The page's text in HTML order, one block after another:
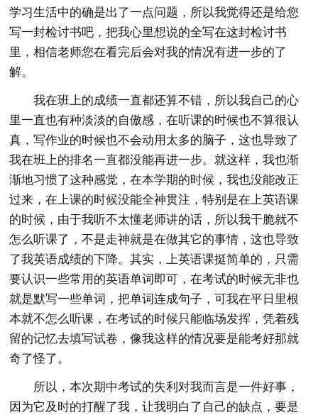
学习生活中的确是出了一点问题，所以我觉得还是给您
写一封检讨书吧，把我心里想说的全写在这封检讨书
里，相信老师您在看完后会对我的情况有进一步的了
解。
我在班上的成绩一直都还算不错，所以我自己的心
里一直也有种淡淡的自傲感，在听课的时候也不算很认
真，写作业的时候也不会动用太多的脑子，这也导致了
我在班上的排名一直都没能再进一步。就这样，我也渐
渐地习惯了这种感觉，在本学期的时候，我也没能改正
过来，在上课的时候没能全神贯注，特别是在上英语课
的时候，由于我听不太懂老师讲的话，所以我干脆就不
怎么听课了，不是走神就是在做其它的事情，这也导致
了我英语成绩的下降。其实，上英语课挺简单的，只需
要认识一些常用的英语单词即可，在考试的时候无非也
就是默写一些单词，把单词连成句子，可我在平日里根
本就不怎么听课，在考试的时候只能临场发挥，凭着残
留的记忆去填写试卷，像我这样的情况要是能考好那就
奇了怪了。
所以，本次期中考试的失利对我而言是一件好事，
因为它及时的打醒了我，让我明白了自己的缺点，要是